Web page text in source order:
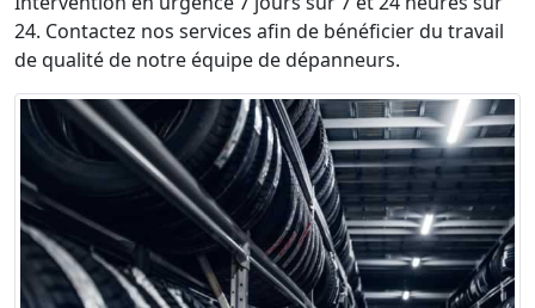
24. Contactez nos services afin de bénéficier du travail
de qualité de notre équipe de dépanneurs.